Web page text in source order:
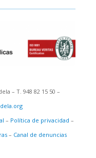
– T. 948 82 15 50 –
– Política de privacidad –
– Canal de denuncias